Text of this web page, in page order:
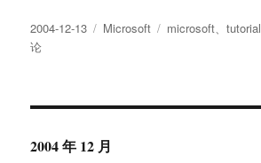
发
布
2004-12-13
分
Microsoft
标
microsoft、tutorial
论
2004 年 12 月